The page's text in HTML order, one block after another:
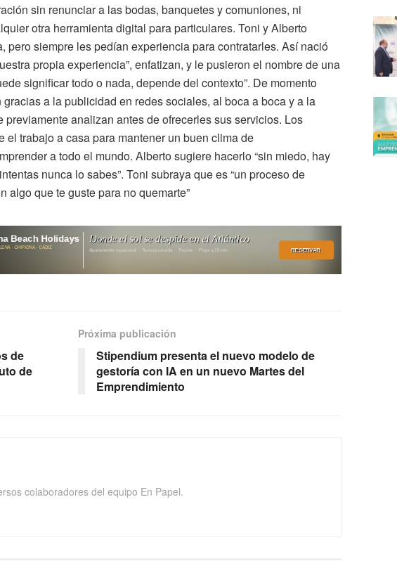
sin renunciar a las bodas, banquetes y comuniones, ni
otra herramienta digital para particulares. Toni y Alberto
pero siempre les pedían experiencia para contratarles. Así nació
propia experiencia”, enfatizan, y le pusieron el nombre de una
significar todo o nada, depende del contexto”. De momento
a la publicidad en redes sociales, al boca a boca y a la
analizan antes de ofrecerles sus servicios. Los
el trabajo a casa para mantener un buen clima de
a todo el mundo. Alberto sugiere hacerlo “sin miedo, hay
nunca lo sabes”. Toni subraya que es “un proceso de
algo que te guste para no quemarte”
de
de
Próxima publicación
Stipendium presenta el nuevo modelo de
gestoría con IA en un nuevo Martes del
Emprendimiento
colaboradores del equipo En Papel.